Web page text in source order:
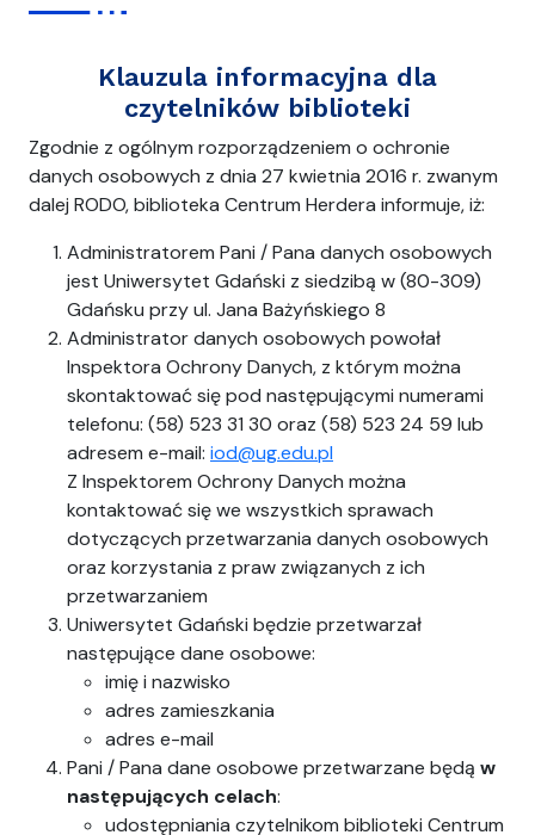
Klauzula informacyjna dla
czytelników biblioteki
Zgodnie z ogólnym rozporządzeniem o ochronie
danych osobowych z dnia 27 kwietnia 2016 r. zwanym
dalej RODO, biblioteka Centrum Herdera informuje, iż:
Administratorem Pani / Pana danych osobowych
jest Uniwersytet Gdański z siedzibą w (80-309)
Gdańsku przy ul. Jana Bażyńskiego 8
Administrator danych osobowych powołał
Inspektora Ochrony Danych, z którym można
skontaktować się pod następującymi numerami
telefonu: (58) 523 31 30 oraz (58) 523 24 59 lub
adresem e-mail: iod@ug.edu.pl
Z Inspektorem Ochrony Danych można
kontaktować się we wszystkich sprawach
dotyczących przetwarzania danych osobowych
oraz korzystania z praw związanych z ich
przetwarzaniem
Uniwersytet Gdański będzie przetwarzał
następujące dane osobowe:
imię i nazwisko
adres zamieszkania
adres e-mail
Pani / Pana dane osobowe przetwarzane będą w
następujących celach:
udostępniania czytelnikom biblioteki Centrum